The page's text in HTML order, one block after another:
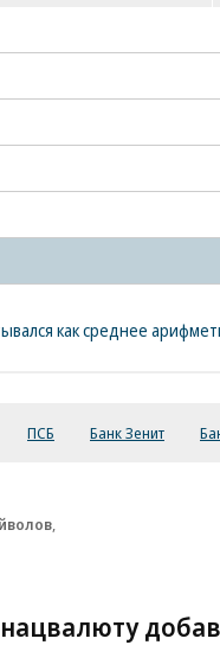
как среднее
ПСБ Банк Зенит
,